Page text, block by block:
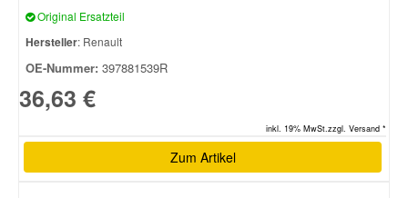
Original Ersatzteil
Hersteller: Renault
OE-Nummer: 397881539R
36,63 €
inkl. 19% MwSt.zzgl. Versand *
Zum Artikel